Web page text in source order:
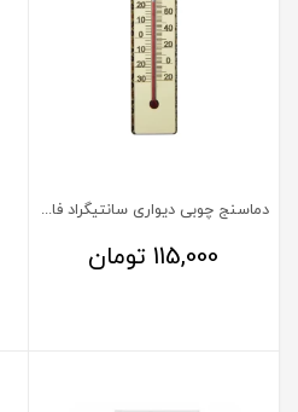
دماسنج چوبی دیواری سانتیگراد فارنهایت
115,000 تومان